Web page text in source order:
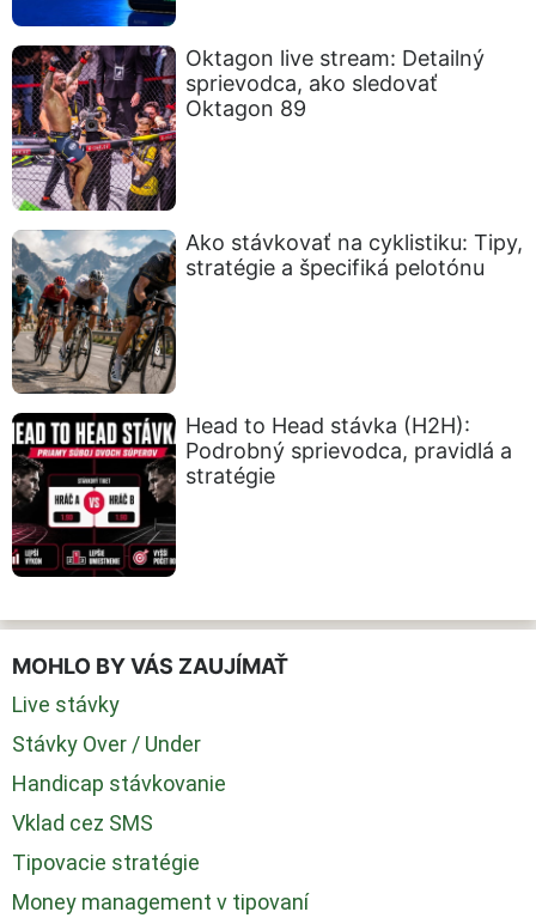
Oktagon live stream: Detailný
sprievodca, ako sledovať
Oktagon 89
Ako stávkovať na cyklistiku: Tipy,
stratégie a špecifiká pelotónu
Head to Head stávka (H2H):
Podrobný sprievodca, pravidlá a
stratégie
MOHLO BY VÁS ZAUJÍMAŤ
Live stávky
Stávky Over / Under
Handicap stávkovanie
Vklad cez SMS
Tipovacie stratégie
Money management v tipovaní